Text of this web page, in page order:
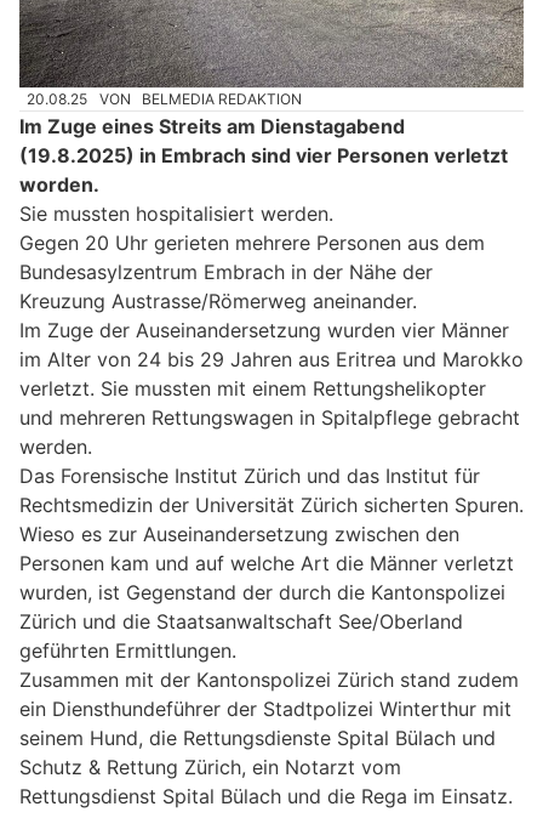
20.08.25 VON BELMEDIA REDAKTION
Im Zuge eines Streits am Dienstagabend
(19.8.2025) in Embrach sind vier Personen verletzt
worden.
Sie mussten hospitalisiert werden.
Gegen 20 Uhr gerieten mehrere Personen aus dem
Bundesasylzentrum Embrach in der Nähe der
Kreuzung Austrasse/Römerweg aneinander.
Im Zuge der Auseinandersetzung wurden vier Männer
im Alter von 24 bis 29 Jahren aus Eritrea und Marokko
verletzt. Sie mussten mit einem Rettungshelikopter
und mehreren Rettungswagen in Spitalpflege gebracht
werden.
Das Forensische Institut Zürich und das Institut für
Rechtsmedizin der Universität Zürich sicherten Spuren.
Wieso es zur Auseinandersetzung zwischen den
Personen kam und auf welche Art die Männer verletzt
wurden, ist Gegenstand der durch die Kantonspolizei
Zürich und die Staatsanwaltschaft See/Oberland
geführten Ermittlungen.
Zusammen mit der Kantonspolizei Zürich stand zudem
ein Diensthundeführer der Stadtpolizei Winterthur mit
seinem Hund, die Rettungsdienste Spital Bülach und
Schutz & Rettung Zürich, ein Notarzt vom
Rettungsdienst Spital Bülach und die Rega im Einsatz.